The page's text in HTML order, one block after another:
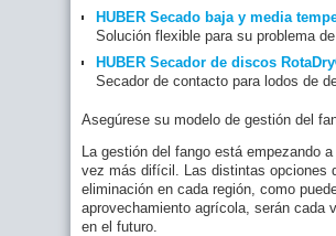
HUBER Secado baja y media
Solución flexible para su problema
HUBER Secador de discos
Secador de contacto para lodos de
Asegúrese su modelo de gestión del
La gestión del fango está empezando
vez más difícil. Las distintas opciones
eliminación en cada región, como
aprovechamiento agrícola, serán cada
en el futuro.
demandada por su balance positivo con
las emisiones de CO .
La solución:
El secado de fango de aguas
costes de transporte y gestión de los
contribuye a preservar un recurso
fango seco procedente del tratamiento
residuales es un producto portador de
Aportamos nuestra experiencia para
beneficio. Sistemas de secado de